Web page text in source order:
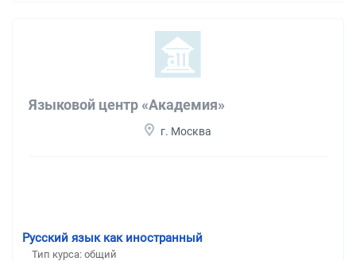
Языковой центр «Академия»
г. Москва
Русский язык как иностранный
Тип курса: общий